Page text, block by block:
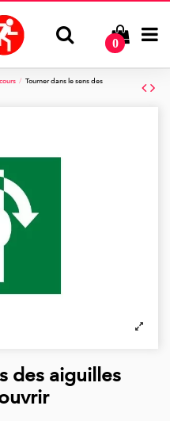
0
Tourner dans le sens des
des aiguilles